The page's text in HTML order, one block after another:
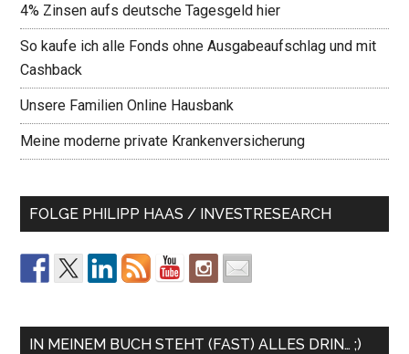
4% Zinsen aufs deutsche Tagesgeld hier
So kaufe ich alle Fonds ohne Ausgabeaufschlag und mit
Cashback
Unsere Familien Online Hausbank
Meine moderne private Krankenversicherung
FOLGE PHILIPP HAAS / INVESTRESEARCH
IN MEINEM BUCH STEHT (FAST) ALLES DRIN… ;)